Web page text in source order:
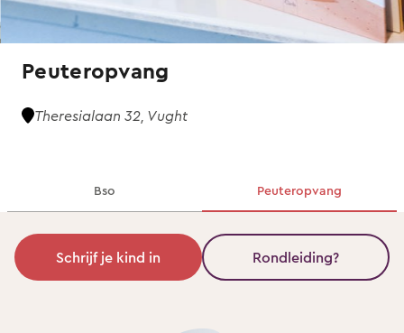
Peuteropvang
Theresialaan 32, Vught
Bso Peuteropvang
Schrijf je kind in Rondleiding?